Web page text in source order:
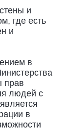
и
где есть
и
в
прав
людей с
в